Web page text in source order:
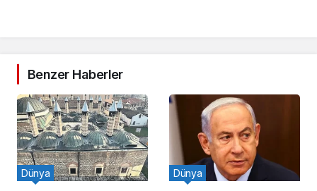
Benzer Haberler
Dünya Dünya